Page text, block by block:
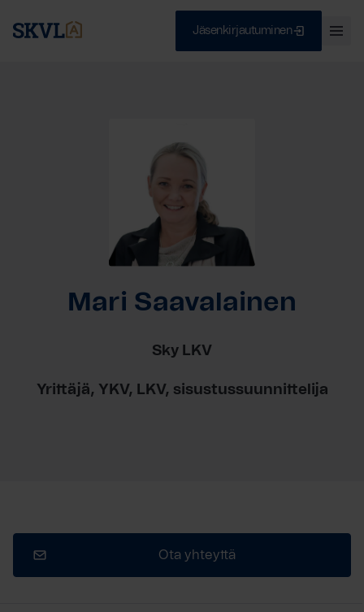
Jäsenkirjautuminen
Mari Saavalainen
Sky LKV
Yrittäjä, YKV, LKV, sisustussuunnittelija
Ota yhteyttä